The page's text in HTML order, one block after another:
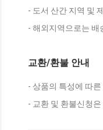
- 도서 산간 지역 및
- 해외지역으로는 배
교환/환불 안내
- 상품의 특성에 따
- 교환 및 환불신청